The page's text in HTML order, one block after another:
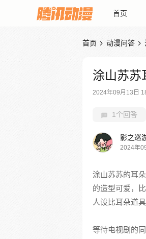
首页
首页  动漫问答 
涂山苏苏
2024年09月13日
1个回答
影之巡
2024年
涂山苏苏的耳
的造型可爱，
人设比耳朵道
等待电视剧的